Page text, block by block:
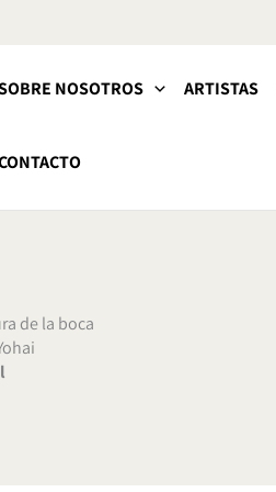
NOSOTROS ARTISTAS
de la boca